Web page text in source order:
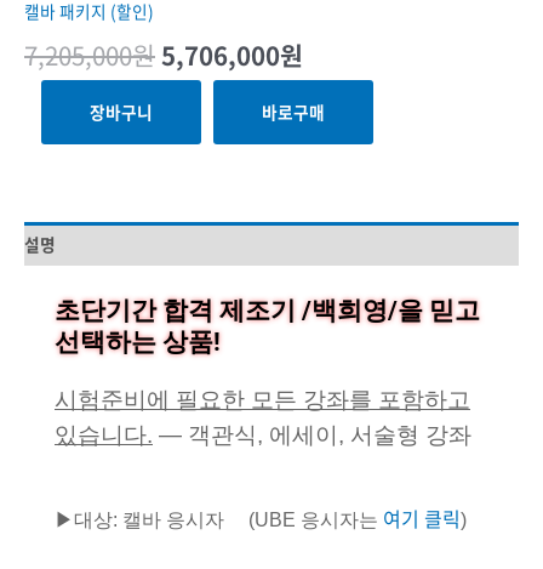
캘바 패키지 (할인)
7,205,000원5,706,000원
장바구니 바로구매
설명
초단기간 합격 제조기 /백희영/을 믿고
선택하는 상품!
시험준비에 필요한 모든 강좌를 포함하고
있습니다. — 객관식, 에세이, 서술형 강좌
▶대상: 캘바 응시자 (UBE 응시자는 여기 클릭)